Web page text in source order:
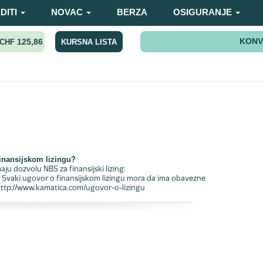
NOVAC BERZA OSIGURANJE
CHF 125,86 KURSNA LISTA
lizingu?
dozvolu NBS za finansijski lizing:
ugovor o finansijskom lizingu mora da ima obavezne
www.kamatica.com/ugovor-o-lizingu